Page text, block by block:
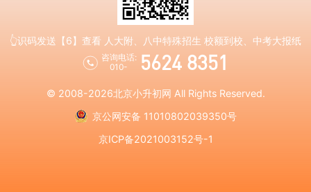
👆识码发送【6】查看 人大附、八中特殊招生 校额到校、中考大报纸
咨询电话:
010-
5624 8351
© 2008-2026北京小升初网 All Rights Reserved.
京公网安备 11010802039350号
京ICP备2021003152号-1